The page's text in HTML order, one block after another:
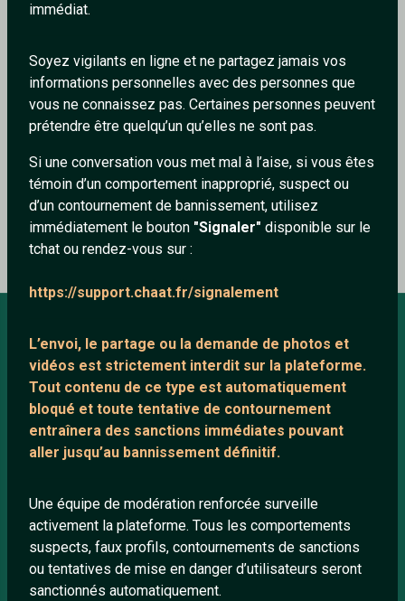
immédiat.
Soyez vigilants en ligne et ne partagez jamais vos
informations personnelles avec des personnes que
vous ne connaissez pas. Certaines personnes peuvent
prétendre être quelqu’un qu’elles ne sont pas.
Si une conversation vous met mal à l’aise, si vous êtes
témoin d’un comportement inapproprié, suspect ou
d’un contournement de bannissement, utilisez
immédiatement le bouton "Signaler" disponible sur le
tchat ou rendez-vous sur :
https://support.chaat.fr/signalement
L’envoi, le partage ou la demande de photos et
vidéos est strictement interdit sur la plateforme.
Tout contenu de ce type est automatiquement
bloqué et toute tentative de contournement
entraînera des sanctions immédiates pouvant
aller jusqu’au bannissement définitif.
Une équipe de modération renforcée surveille
activement la plateforme. Tous les comportements
suspects, faux profils, contournements de sanctions
ou tentatives de mise en danger d’utilisateurs seront
sanctionnés automatiquement.
Luna92120 7/5/2025
bah nannnnn...un peu vite c est tout
À PROPOS
Conditions générales
À propos
Mentions légales
LIENS UTILES
Protection mineurs
Blog